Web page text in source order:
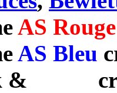
AS Rouge
AS Bleu
&